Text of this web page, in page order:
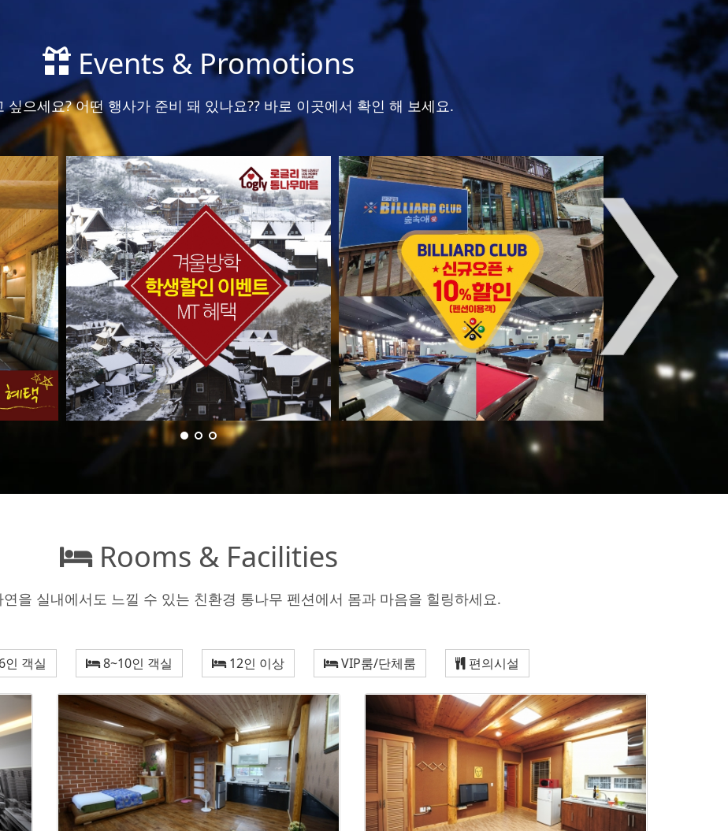
Events & Promotions
싶으세요? 어떤 행사가 준비 돼 있나요?? 바로 이곳에서 확인 해 보세요.
Rooms & Facilities
을 실내에서도 느낄 수 있는 친환경 통나무 펜션에서 몸과 마음을 힐링하세요.
객실 8~10인 객실 12인 이상 VIP룸/단체룸 편의시설